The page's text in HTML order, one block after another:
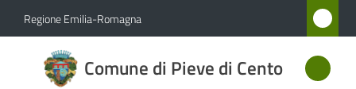
Vai al contenuto
Vai alla navigazione
Vai al footer
Regione Emilia-Romagna
Comune di Pieve di Cento
Comune
di Pieve